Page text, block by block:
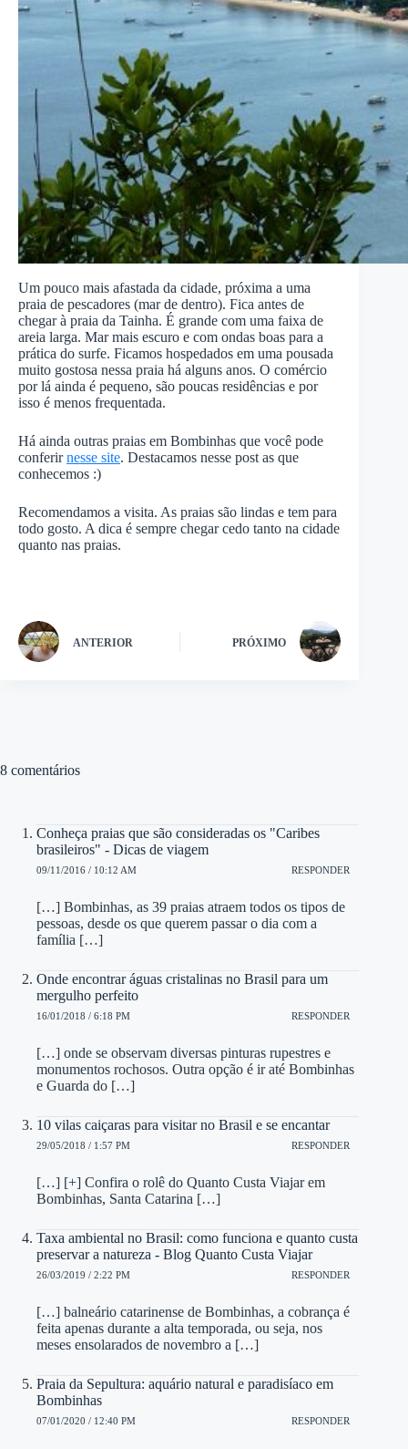
Um pouco mais afastada da cidade, próxima a uma
praia de pescadores (mar de dentro). Fica antes de
chegar à praia da Tainha. É grande com uma faixa de
areia larga. Mar mais escuro e com ondas boas para a
prática do surfe. Ficamos hospedados em uma pousada
muito gostosa nessa praia há alguns anos. O comércio
por lá ainda é pequeno, são poucas residências e por
isso é menos frequentada.
Há ainda outras praias em Bombinhas que você pode
conferirnesse site. Destacamos nesse post as que
conhecemos :)
Recomendamos a visita. As praias são lindas e tem para
todo gosto. A dica é sempre chegar cedo tanto na cidade
quanto nas praias.
ANTERIOR PRÓXIMO
8 comentários
Conheça praias que são consideradas os "Caribes
brasileiros" - Dicas de viagem
09/11/2016 / 10:12 AM RESPONDER
[…] Bombinhas, as 39 praias atraem todos os tipos de
pessoas, desde os que querem passar o dia com a
família […]
Onde encontrar águas cristalinas no Brasil para um
mergulho perfeito
16/01/2018 / 6:18 PM RESPONDER
[…] onde se observam diversas pinturas rupestres e
monumentos rochosos. Outra opção é ir até Bombinhas
e Guarda do […]
10 vilas caiçaras para visitar no Brasil e se encantar
29/05/2018 / 1:57 PM RESPONDER
[…] [+] Confira o rolê do Quanto Custa Viajar em
Bombinhas, Santa Catarina […]
Taxa ambiental no Brasil: como funciona e quanto custa
preservar a natureza - Blog Quanto Custa Viajar
26/03/2019 / 2:22 PM RESPONDER
[…] balneário catarinense de Bombinhas, a cobrança é
feita apenas durante a alta temporada, ou seja, nos
meses ensolarados de novembro a […]
Praia da Sepultura: aquário natural e paradisíaco em
Bombinhas
07/01/2020 / 12:40 PM RESPONDER